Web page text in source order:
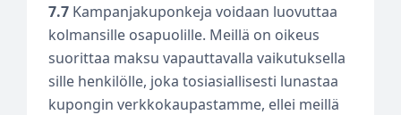
7.7 Kampanjakuponkeja voidaan luovuttaa
kolmansille osapuolille. Meillä on oikeus
suorittaa maksu vapauttavalla vaikutuksella
sille henkilölle, joka tosiasiallisesti lunastaa
kupongin verkkokaupastamme, ellei meillä